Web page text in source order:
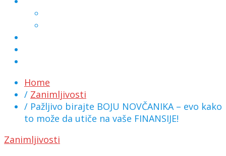
Home
/ Zanimljivosti
/ Pažljivo birajte BOJU NOVČANIKA – evo kako
to može da utiče na vaše FINANSIJE!
Zanimljivosti